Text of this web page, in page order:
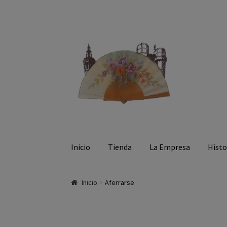
Inicio Tienda La Empresa
Inicio Aferrarse